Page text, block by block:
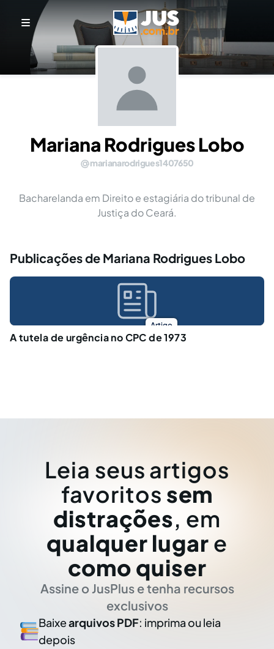
Mariana Rodrigues Lobo
marianarodrigues1407650
Bacharelanda em Direito e estagiária do tribunal de
Justiça do Ceará.
Publicações de Mariana Rodrigues Lobo
Artigo
A tutela de urgência no CPC de 1973
Leia seus artigos
favoritos sem
distrações, em
qualquer lugar e
como quiser
Assine o JusPlus e tenha recursos
exclusivos
Baixearquivos PDF: imprima ou leia
depois